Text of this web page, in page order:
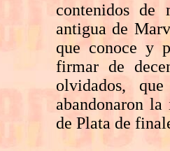
contenidos
antigua de
que conoce y
firmar de
olvidados,
abandonaron
de Plata de